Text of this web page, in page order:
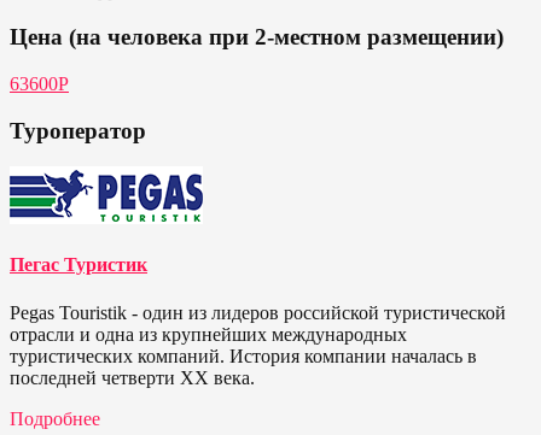
Цена (на человека при 2-местном размещении)
63600Р
Туроператор
Пегас Туристик
Pegas Touristik - один из лидеров российской туристической
отрасли и одна из крупнейших международных
туристических компаний. История компании началась в
последней четверти ХХ века.
Подробнее